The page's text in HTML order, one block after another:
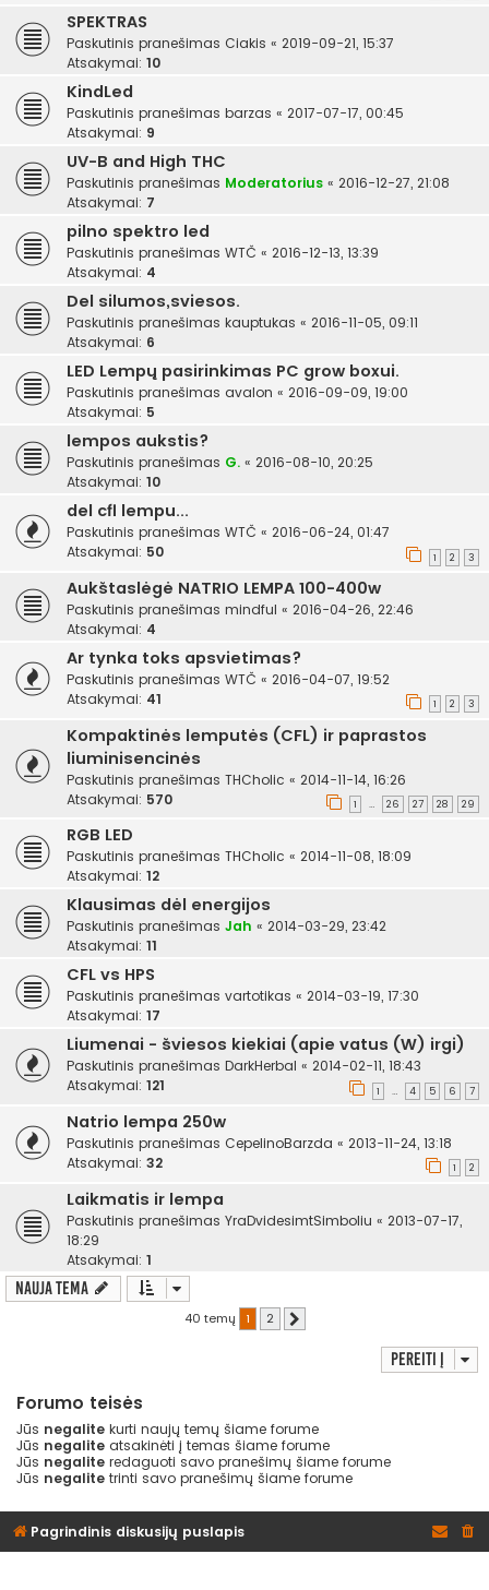
SPEKTRAS
Paskutinis pranešimas Ciakis « 2019-09-21, 15:37
Atsakymai: 10
KindLed
Paskutinis pranešimas barzas « 2017-07-17, 00:45
Atsakymai: 9
UV-B and High THC
Paskutinis pranešimas Moderatorius « 2016-12-27, 21:08
Atsakymai: 7
pilno spektro led
Paskutinis pranešimas WTČ « 2016-12-13, 13:39
Atsakymai: 4
Del silumos,sviesos.
Paskutinis pranešimas kauptukas « 2016-11-05, 09:11
Atsakymai: 6
LED Lempų pasirinkimas PC grow boxui.
Paskutinis pranešimas avalon « 2016-09-09, 19:00
Atsakymai: 5
lempos aukstis?
Paskutinis pranešimas G. « 2016-08-10, 20:25
Atsakymai: 10
del cfl lempu...
Paskutinis pranešimas WTČ « 2016-06-24, 01:47
Atsakymai: 50 1 2 3
Aukštaslėgė NATRIO LEMPA 100-400w
Paskutinis pranešimas mindful « 2016-04-26, 22:46
Atsakymai: 4
Ar tynka toks apsvietimas?
Paskutinis pranešimas WTČ « 2016-04-07, 19:52
Atsakymai: 41 1 2 3
Kompaktinės lemputės (CFL) ir paprastos
liuminisencinės
Paskutinis pranešimas THCholic « 2014-11-14, 16:26
Atsakymai: 570 1 … 26 27 28 29
RGB LED
Paskutinis pranešimas THCholic « 2014-11-08, 18:09
Atsakymai: 12
Klausimas dėl energijos
Paskutinis pranešimas Jah « 2014-03-29, 23:42
Atsakymai: 11
CFL vs HPS
Paskutinis pranešimas vartotikas « 2014-03-19, 17:30
Atsakymai: 17
Liumenai - šviesos kiekiai (apie vatus (W) irgi)
Paskutinis pranešimas DarkHerbal « 2014-02-11, 18:43
Atsakymai: 121 1 … 4 5 6 7
Natrio lempa 250w
Paskutinis pranešimas CepelinoBarzda « 2013-11-24, 13:18
Atsakymai: 32 1 2
Laikmatis ir lempa
Paskutinis pranešimas YraDvidesimtSimboliu « 2013-07-17,
18:29
Atsakymai: 1
Nauja tema
40 temų 1 2
Pereiti į
Forumo teisės
Jūs negalite kurti naujų temų šiame forume
Jūs negalite atsakinėti į temas šiame forume
Jūs negalite redaguoti savo pranešimų šiame forume
Jūs negalite trinti savo pranešimų šiame forume
Pagrindinis diskusijų puslapis